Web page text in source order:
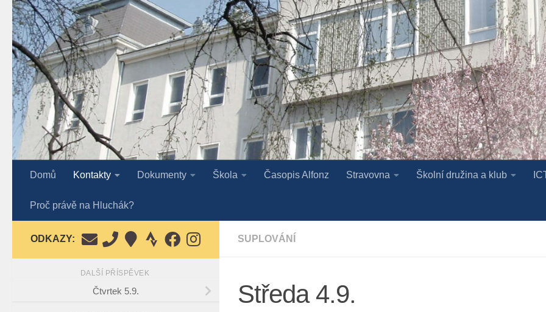
Skip to content
Domů Kontakty Dokumenty Škola Časopis Alfonz Stravovna Školní družina a klub
Proč právě na Hluchák?
SUPLOVÁNÍ
Středa 4.9.
ODKAZY:
DALŠÍ PŘÍSPĚVEK
Čtvrtek 5.9.